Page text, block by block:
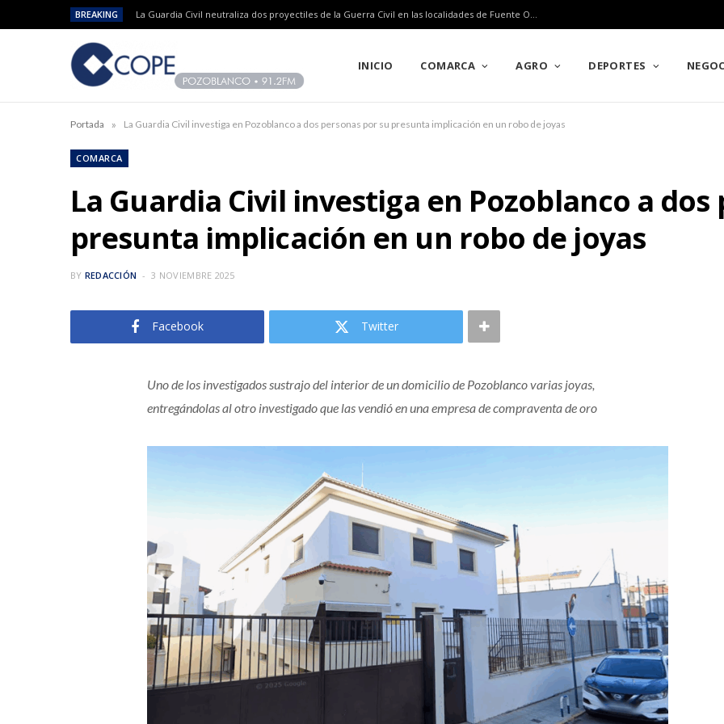
BREAKING La Guardia Civil neutraliza dos proyectiles de la Guerra Civil en las localidades de Fuente Obejuna y Peñarroya-Pueblonuevo
INICIO COMARCA AGRO DEPORTES
Portada » La Guardia Civil investiga en Pozoblanco a dos personas por su presunta implicación en un robo de joyas
COMARCA
La Guardia Civil investiga en Pozoblanco a dos
presunta implicación en un robo de joyas
BY REDACCIÓN 3 NOVIEMBRE 2025
Facebook Twitter
Uno de los investigados sustrajo del interior de un domicilio de Pozoblanco varias joyas,
entregándolas al otro investigado que las vendió en una empresa de compraventa de oro